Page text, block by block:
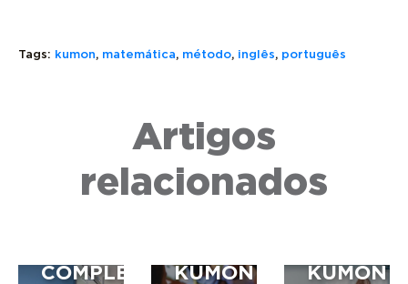
Tags: kumon, matemática, método, inglês, português
Artigos
relacionados
ENTENDA
SIGNIFICADO
COMPLETA
CONHEÇA
O
JOGO
KUMON
A
KUMON